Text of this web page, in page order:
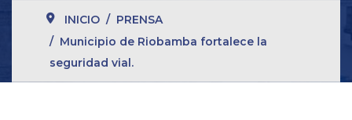
INICIO
PRENSA
Municipio de Riobamba fortalece la
seguridad vial.